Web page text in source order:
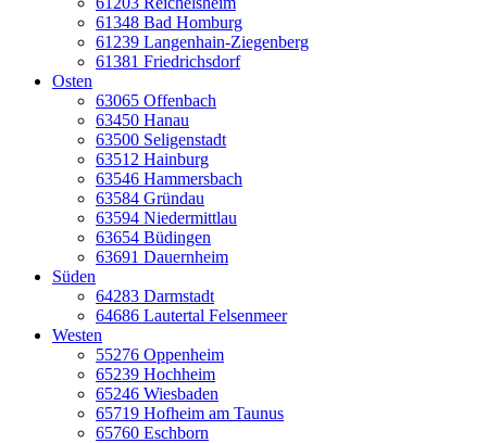
61348 Bad Homburg
61239 Langenhain-Ziegenberg
61381 Friedrichsdorf
Osten
63065 Offenbach
63450 Hanau
63500 Seligenstadt
63512 Hainburg
63546 Hammersbach
63584 Gründau
63594 Niedermittlau
63654 Büdingen
63691 Dauernheim
Süden
64283 Darmstadt
64686 Lautertal Felsenmeer
Westen
55276 Oppenheim
65239 Hochheim
65246 Wiesbaden
65719 Hofheim am Taunus
65760 Eschborn